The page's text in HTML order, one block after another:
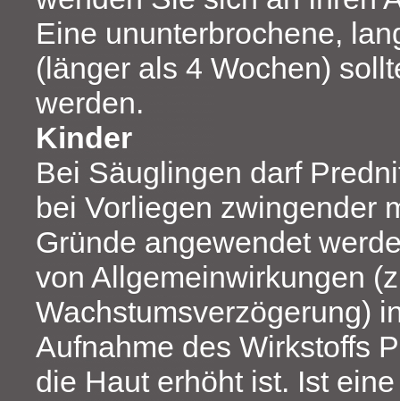
Eine ununterbrochene,
(länger als 4 Wochen)
werden.
Kinder
Bei Säuglingen darf
bei Vorliegen zwingender
Gründe angewendet
von Allgemeinwirkungen
Wachstumsverzögerung)
Aufnahme des Wirkstoffs
die Haut erhöht ist. Ist